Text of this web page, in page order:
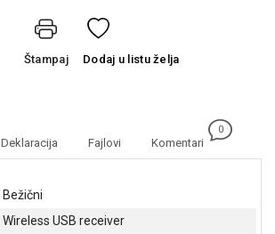
Štampaj Dodaj u listu želja
Deklaracija Fajlovi Komentari
0
Bežični
Wireless USB receiver